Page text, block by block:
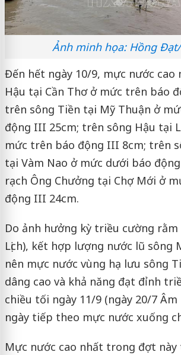
Ảnh minh họa: Hồng Đạt/
Đến hết ngày 10/9, mực nước cao
Hậu tại Cần Thơ ở mức trên báo
trên sông Tiền tại Mỹ Thuận ở
động III 25cm; trên sông Hậu tại
mức trên báo động III 8cm; trên
tại Vàm Nao ở mức dưới báo
rạch Ông Chưởng tại Chợ Mới ở
động III 24cm.
Do ảnh hưởng kỳ triều cường rằm
Lịch), kết hợp lượng nước lũ sông
nên mực nước vùng hạ lưu sông
dâng cao và khả năng đạt đỉnh
chiều tối ngày 11/9 (ngày 20/7 Âm
ngày tiếp theo mực nước xuống
Mực nước cao nhất trong đợt này